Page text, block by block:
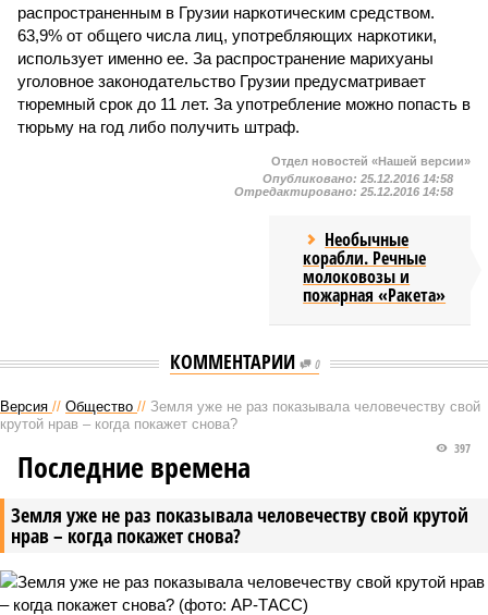
распространенным в Грузии наркотическим средством.
63,9% от общего числа лиц, употребляющих наркотики,
использует именно ее. За распространение марихуаны
уголовное законодательство Грузии предусматривает
тюремный срок до 11 лет. За употребление можно попасть в
тюрьму на год либо получить штраф.
Отдел новостей «Нашей версии»
Опубликовано: 25.12.2016 14:58
Отредактировано: 25.12.2016 14:58
Необычные
корабли. Речные
молоковозы и
пожарная «Ракета»
КОММЕНТАРИИ 0
Версия // Общество // Земля уже не раз показывала человечеству свой
крутой нрав – когда покажет снова?
Земля уже не раз показывала человечеству свой крутой
нрав – когда покажет снова?
397
Последние времена